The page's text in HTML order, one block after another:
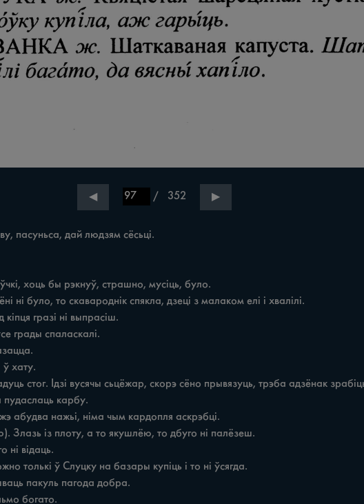
◀ / 352 ▶
пасуньса, дай людзям сёсьці.